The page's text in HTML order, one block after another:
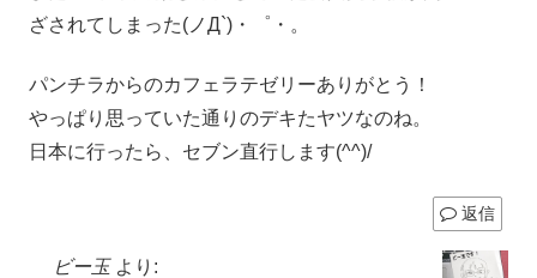
ざされてしまった(ノД`)・゜・。
パンチラからのカフェラテゼリーありがとう！
やっぱり思っていた通りのデキたヤツなのね。
日本に行ったら、セブン直行します(^^)/
返信
ビー玉 より: